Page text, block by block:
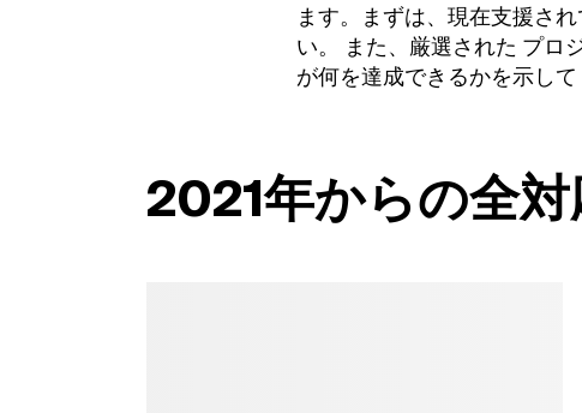
ます。まずは、現在支援さ
い。
また、厳選された プロ
が何を達成できるかを示して
2021年からの全対